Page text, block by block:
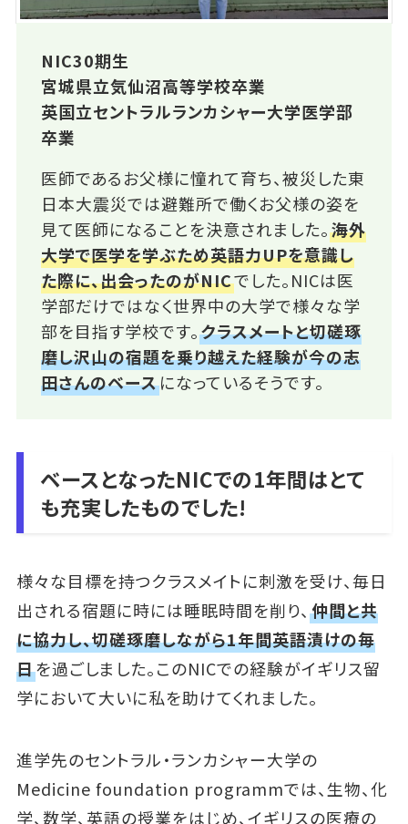
NIC30期生
宮城県立気仙沼高等学校卒業
英国立セントラルランカシャー大学医学部
卒業
医師であるお父様に憧れて育ち、被災した東
日本大震災では避難所で働くお父様の姿を
見て医師になることを決意されました。海外
大学で医学を学ぶため英語力UPを意識し
た際に、出会ったのがNICでした。NICは医
学部だけではなく世界中の大学で様々な学
部を目指す学校です。クラスメートと切磋琢
磨し沢山の宿題を乗り越えた経験が今の志
田さんのベースになっているそうです。
ベースとなったNICでの1年間はとて
も充実したものでした!
様々な目標を持つクラスメイトに刺激を受け、毎日
出される宿題に時には睡眠時間を削り、 仲間と共
に協力し、切磋琢磨しながら1年間英語漬けの毎
日を過ごしました。このNICでの経験がイギリス留
学において大いに私を助けてくれました。
進学先のセントラル・ランカシャー大学の
Medicine foundation programmでは、生物、化
学、数学、英語の授業をはじめ、イギリスの医療の